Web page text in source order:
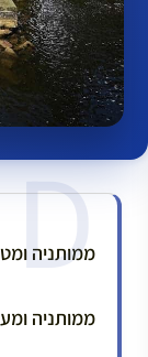
ממותניה
ממותניה